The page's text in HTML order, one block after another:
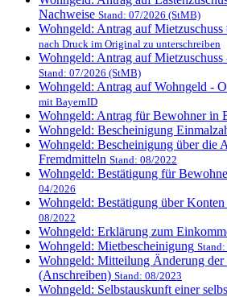
Nachweise Stand: 07/2026 (StMB)
Wohngeld: Antrag auf Mietzuschuss
nach Druck im Original zu unterschreiben
Wohngeld: Antrag auf
Stand: 07/2026 (StMB)
Wohngeld: Antrag auf Wohngeld -
mit BayernID
Wohngeld: Antrag für Bewohner in
Wohngeld: Bescheinigung
Wohngeld: Bescheinigung über die
Fremdmitteln Stand: 08/2022
Wohngeld: Bestätigung für
04/2026
Wohngeld: Bestätigung über
08/2022
Wohngeld: Erklärung zum
Wohngeld: Mietbescheinigung
Wohngeld: Mitteilung Änderung
(Anschreiben) Stand: 08/2023
Wohngeld: Selbstauskunft einer